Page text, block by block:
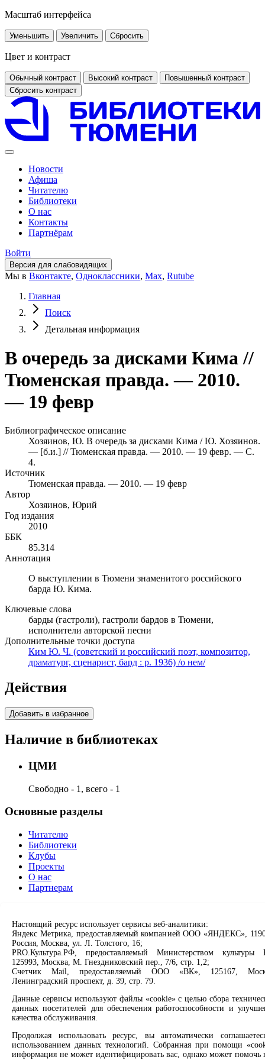
Масштаб интерфейса
Уменьшить Увеличить Сбросить
Цвет и контраст
Обычный контраст Высокий контраст
Повышенный контраст
Сбросить контраст
Новости
Афиша
Читателю
Библиотеки
О нас
Контакты
Партнёрам
Войти
Версия для слабовидящих
Мы в Вконтакте, Одноклассники, Max, Rutube
Главная
Поиск
Детальная информация
В очередь за дисками Кима //
Тюменская правда. — 2010.
— 19 февр
Библиографическое описание
Хозяинов, Ю. В очередь за дисками Кима / Ю. Хозяинов.
— [б.и.] // Тюменская правда. — 2010. — 19 февр. — С.
4.
Источник
Тюменская правда. — 2010. — 19 февр
Автор
Хозяинов, Юрий
Год издания
2010
ББК
85.314
Аннотация
О выступлении в Тюмени знаменитого российского
барда Ю. Кима.
Ключевые слова
барды (гастроли), гастроли бардов в Тюмени,
исполнители авторской песни
Дополнительные точки доступа
Ким Ю. Ч. (советский и российский поэт, композитор,
драматург, сценарист, бард : р. 1936) /о нем/
Действия
Добавить в избранное
Наличие в библиотеках
ЦМИ
Свободно - 1, всего - 1
Основные разделы
Читателю
Библиотеки
Клубы
Проекты
О нас
Партнерам
Продлить книгу
Спроси библиотекаря
Спроси краеведа
Оцените качество услуг
Направить обращение директору
Соцсети
Вконтакте
Одноклассники
Max
Rutube
Настоящий ресурс использует сервисы веб-аналитики:
Яндекс Метрика, предоставляемый компанией ООО «ЯНДЕКС»,
Россия, Москва, ул. Л. Толстого, 16;
PRO.Культура.РФ, предоставляемый Министерством культуры
125993, Москва, М. Гнездниковский пер., 7/6, стр. 1,2;
Счетчик Mail, предоставляемый ООО «ВК», 125167,
Ленинградский проспект, д. 39, стр. 79.
Данные сервисы используют файлы «cookie» с целью сбора
данных посетителей для обеспечения работоспособности и
качества обслуживания.
Продолжая использовать ресурс, вы автоматически
использованием данных технологий. Собранная при помощи
информация не может идентифицировать вас, однако может помочь